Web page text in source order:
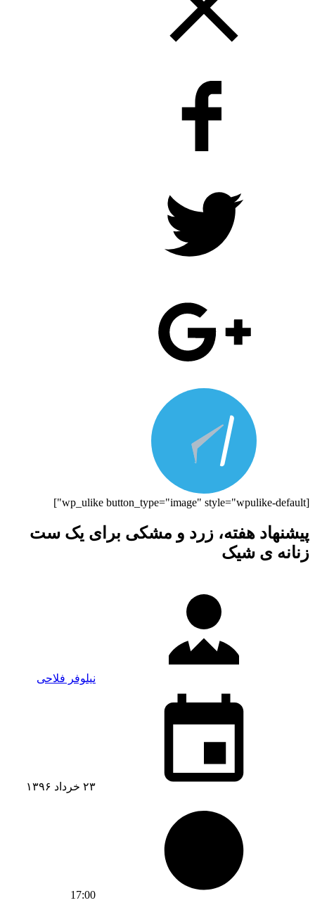
[wp_ulike button_type="image" style="wpulike-default"]
پیشنهاد هفته، زرد و مشکی برای یک ست
زنانه ی شیک
نیلوفر فلاحی
۲۳ خرداد ۱۳۹۶
17:00